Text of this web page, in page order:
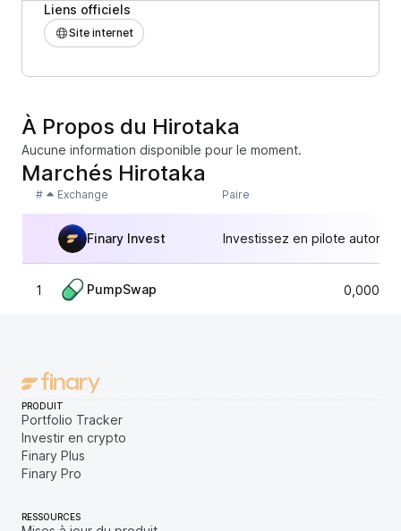
Liens officiels
Site internet
À Propos du Hirotaka
Aucune information disponible pour le moment.
Marchés Hirotaka
# Exchange Paire
Finary Invest Investissez en pilote
1 PumpSwap
PRODUIT
Portfolio Tracker
Investir en crypto
Finary Plus
Finary Pro
RESSOURCES